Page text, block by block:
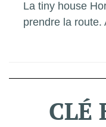
La tiny house
prendre la route.
CLÉ